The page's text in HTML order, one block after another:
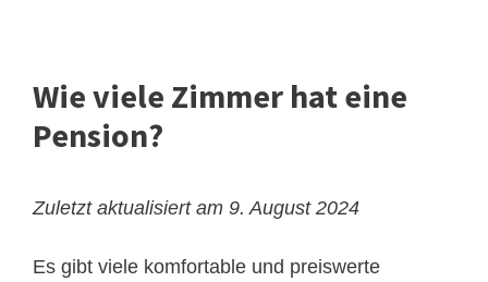
Wie viele Zimmer hat eine
Pension?
Zuletzt aktualisiert am 9. August 2024
Es gibt viele komfortable und preiswerte